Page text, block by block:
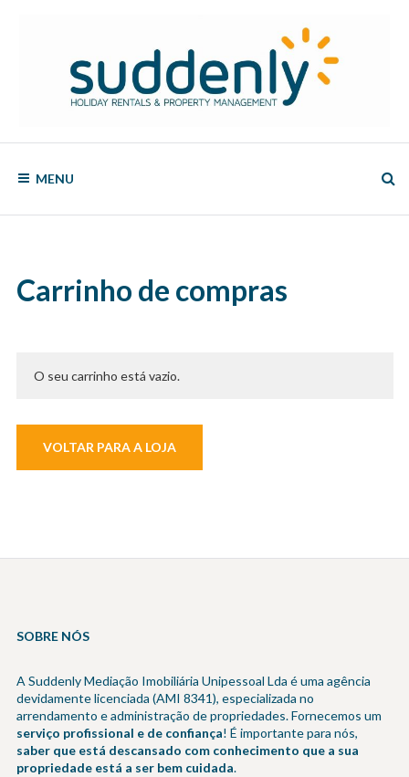
and
Management
MENU
Carrinho de compras
O seu carrinho está vazio.
VOLTAR PARA A LOJA
SOBRE NÓS
A Suddenly Mediação Imobiliária Unipessoal Lda é uma agência
devidamente licenciada (AMI 8341), especializada no
arrendamento e administração de propriedades. Fornecemos um
serviço profissional e de confiança! É importante para nós,
saber que está descansado com conhecimento que a sua
propriedade está a ser bem cuidada.